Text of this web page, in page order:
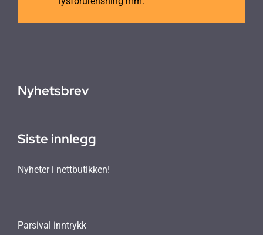
Nyhetsbrev
Siste innlegg
Nyheter i nettbutikken!
Parsival inntrykk